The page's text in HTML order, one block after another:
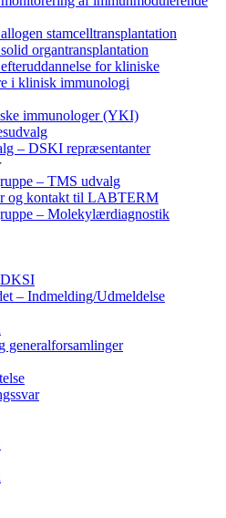
stamcelltransplantation
organtransplantation
for kliniske
i klinisk immunologi
immunologer (YKI)
– DSKI repræsentanter
– TMS udvalg
og kontakt til LABTERM
– Molekylærdiagnostik
– Indmelding/Udmeldelse
generalforsamlinger